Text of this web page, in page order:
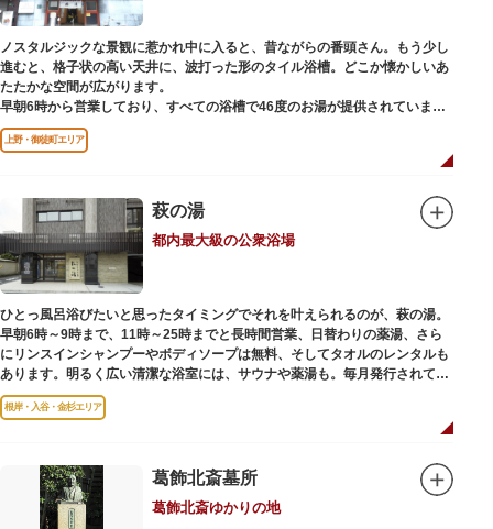
ノスタルジックな景観に惹かれ中に入ると、昔ながらの番頭さん。もう少し
進むと、格子状の高い天井に、波打った形のタイル浴槽。どこか懐かしいあ
たたかな空間が広がります。
早朝6時から営業しており、すべての浴槽で46度のお湯が提供されていま
す。常連の方々を魅了するのは早朝のこの少し熱めの温度のお湯と昔ながら
の懐かしさでしょうか。
店頭の屋根瓦や格子型天井等も昭和から引き継がれてきている歴史あるもの
りとご覧ください。
上野・御徒町エリア
萩の湯
都内最大級の公衆浴場
ひとっ風呂浴びたいと思ったタイミングでそれを叶えられるのが、萩の湯。
早朝6時～9時まで、11時～25時までと長時間営業、日替わりの薬湯、さら
にリンスインシャンプーやボディソープは無料、そしてタオルのレンタルも
あります。明るく広い清潔な浴室には、サウナや薬湯も。毎月発行されてい
る萩の湯だよりで薬湯の予定を確認すれば、お好みの薬湯を楽しめます。
また併設されたレストラン、食事処こもれびではおいしい食事だけでなく、
後これまた好きなタイミングで、おいしい食事をいただき、心も体も整えて
日々の生活を支えてくれる空間です。
根岸・入谷・金杉エリア
葛飾北斎墓所
葛飾北斎ゆかりの地